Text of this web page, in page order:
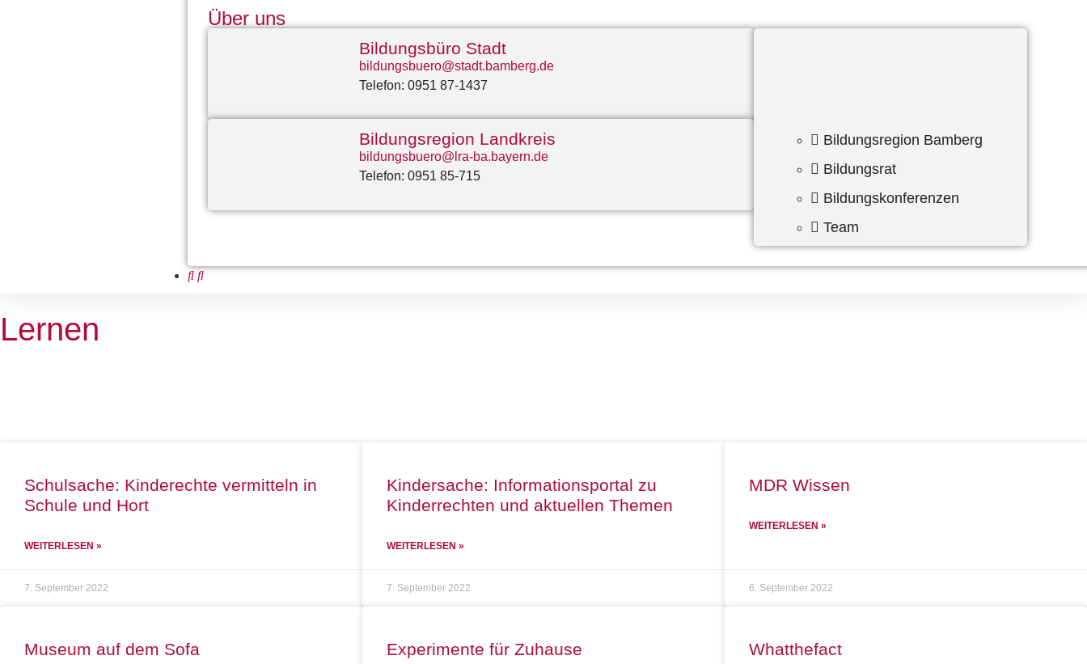
Über uns
Bildungsbüro Stadt
bildungsbuero@stadt.bamberg.de
Telefon: 0951 87-1437
Bildungsregion Landkreis
bildungsbuero@lra-ba.bayern.de
Telefon: 0951 85-715
Bildungsregion Bamberg
Bildungsrat
Bildungskonferenzen
Team
Lernen
Schulsache: Kinderechte vermitteln in
Schule und Hort
WEITERLESEN »
7. September 2022
Kindersache: Informationsportal zu
Kinderrechten und aktuellen Themen
WEITERLESEN »
7. September 2022
MDR Wissen
WEITERLESEN »
6. September 2022
Museum auf dem Sofa Experimente für Zuhause Whatthefact